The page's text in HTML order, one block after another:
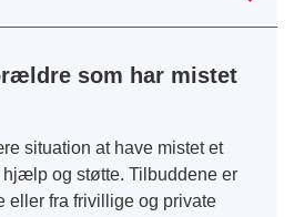
som har mistet
situation at have mistet et
hjælp og støtte. Tilbuddene er
eller fra frivillige og private